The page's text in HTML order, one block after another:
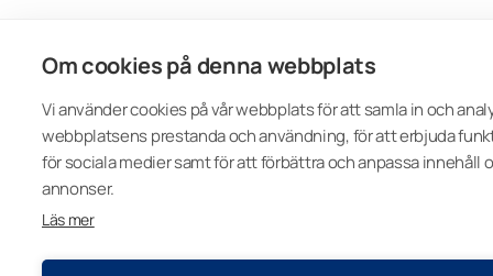
Om cookies på denna webbplats
Vi använder cookies på vår webbplats för att samla in och
webbplatsens prestanda och användning, för att erbjuda
för sociala medier samt för att förbättra och anpassa innehåll
annonser.
Läs mer